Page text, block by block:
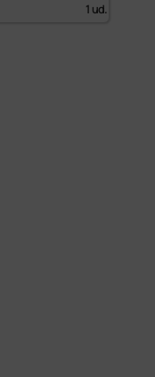
1 ud.